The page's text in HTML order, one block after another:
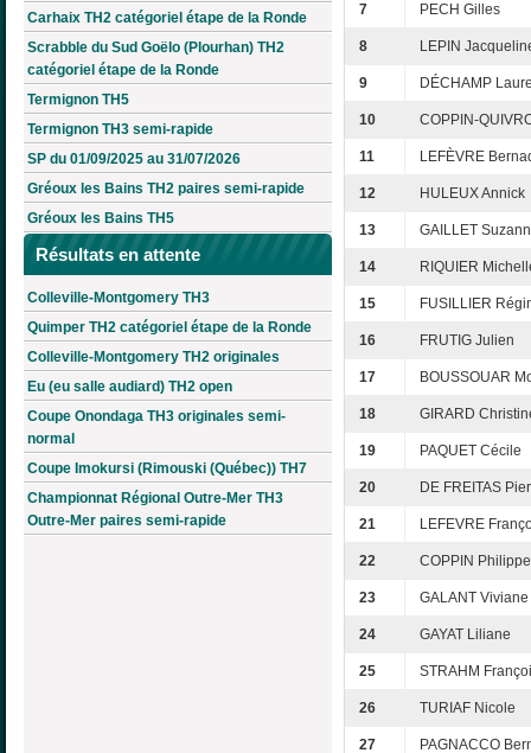
Carhaix TH2 catégoriel étape de la Ronde
Scrabble du Sud Goëlo (Plourhan) TH2
catégoriel étape de la Ronde
Termignon TH5
Termignon TH3 semi-rapide
SP du 01/09/2025 au 31/07/2026
Gréoux les Bains TH2 paires semi-rapide
Gréoux les Bains TH5
Résultats en attente
Colleville-Montgomery TH3
Quimper TH2 catégoriel étape de la Ronde
Colleville-Montgomery TH2 originales
Eu (eu salle audiard) TH2 open
Coupe Onondaga TH3 originales semi-
normal
Coupe Imokursi (Rimouski (Québec)) TH7
Championnat Régional Outre-Mer TH3
Outre-Mer paires semi-rapide
7 PECH Gilles
8 LEPIN
9 DÉCHAMP
10 COPPIN-
11 LEFÈVRE
12 HULEUX Annick
13 GAILLET
14 RIQUIER
15 FUSILLIER
16 FRUTIG Julien
17 BOUSSOUAR
18 GIRARD
19 PAQUET Cécile
20 DE FREITAS
21 LEFEVRE
22 COPPIN Philippe
23 GALANT Viviane
24 GAYAT Liliane
25 STRAHM
26 TURIAF Nicole
27 PAGNACCO